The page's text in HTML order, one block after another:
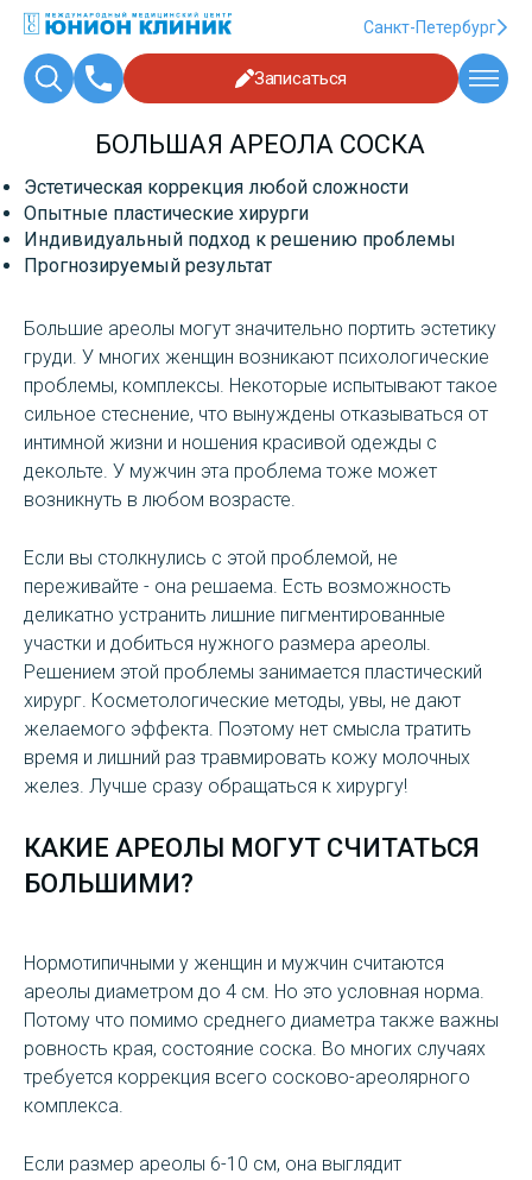
Санкт-Петербург
Записаться
БОЛЬШАЯ АРЕОЛА СОСКА
Эстетическая коррекция любой сложности
Опытные пластические хирурги
Индивидуальный подход к решению проблемы
Прогнозируемый результат
Большие ареолы могут значительно портить эстетику
груди. У многих женщин возникают психологические
проблемы, комплексы. Некоторые испытывают такое
сильное стеснение, что вынуждены отказываться от
интимной жизни и ношения красивой одежды с
декольте. У мужчин эта проблема тоже может
возникнуть в любом возрасте.
Если вы столкнулись с этой проблемой, не
переживайте - она решаема. Есть возможность
деликатно устранить лишние пигментированные
участки и добиться нужного размера ареолы.
Решением этой проблемы занимается пластический
хирург. Косметологические методы, увы, не дают
желаемого эффекта. Поэтому нет смысла тратить
время и лишний раз травмировать кожу молочных
желез. Лучше сразу обращаться к хирургу!
КАКИЕ АРЕОЛЫ МОГУТ СЧИТАТЬСЯ
БОЛЬШИМИ?
Нормотипичными у женщин и мужчин считаются
ареолы диаметром до 4 см. Но это условная норма.
Потому что помимо среднего диаметра также важны
ровность края, состояние соска. Во многих случаях
требуется коррекция всего сосково-ареолярного
комплекса.
Если размер ареолы 6-10 см, она выглядит